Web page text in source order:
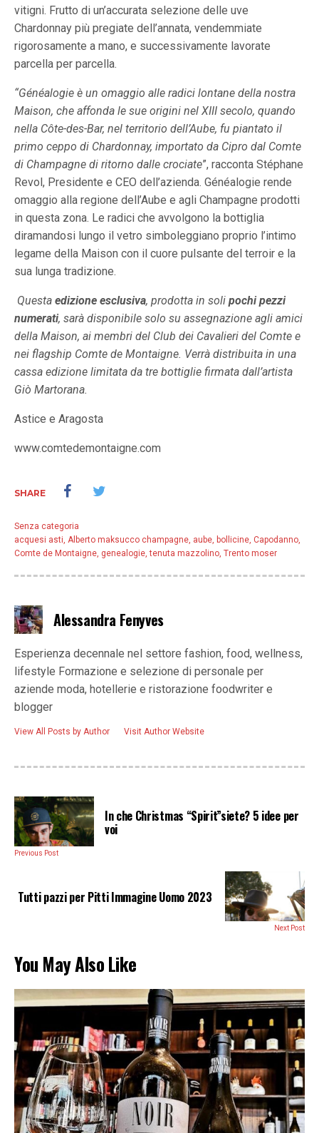
vitigni. Frutto di un’accurata selezione delle uve
Chardonnay più pregiate dell’annata, vendemmiate
rigorosamente a mano, e successivamente lavorate
parcella per parcella.
“Généalogie è un omaggio alle radici lontane della nostra
Maison, che affonda le sue origini nel XIII secolo, quando
nella Côte-des-Bar, nel territorio dell’Aube, fu piantato il
primo ceppo di Chardonnay, importato da Cipro dal Comte
di Champagne di ritorno dalle crociate”, racconta Stéphane
Revol, Presidente e CEO dell’azienda. Généalogie rende
omaggio alla regione dell’Aube e agli Champagne prodotti
in questa zona. Le radici che avvolgono la bottiglia
diramandosi lungo il vetro simboleggiano proprio l’intimo
legame della Maison con il cuore pulsante del terroir e la
sua lunga tradizione.
Questa edizione esclusiva, prodotta in soli pochi pezzi
numerati, sarà disponibile solo su assegnazione agli amici
della Maison, ai membri del Club dei Cavalieri del Comte e
nei flagship Comte de Montaigne. Verrà distribuita in una
cassa edizione limitata da tre bottiglie firmata dall’artista
Giò Martorana.
Astice e Aragosta
www.comtedemontaigne.com
SHARE
Senza categoria
acquesi asti, Alberto maksucco champagne, aube, bollicine, Capodanno,
Comte de Montaigne, genealogie,tenuta mazzolino, Trento moser
Alessandra Fenyves
Esperienza decennale nel settore fashion, food, wellness,
lifestyle Formazione e selezione di personale per
aziende moda, hotellerie e ristorazione foodwriter e
blogger
View All Posts by Author Visit Author Website
In che Christmas “Spirit”siete? 5 idee per
voi
Previous Post
Tutti pazzi per Pitti Immagine Uomo 2023
Next Post
You May Also Like